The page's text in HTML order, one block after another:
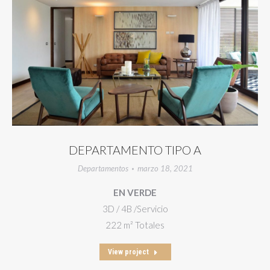
DEPARTAMENTO TIPO A
Departamentos marzo 18, 2021
EN VERDE
3D / 4B /Servicio
222 m² Totales
View project